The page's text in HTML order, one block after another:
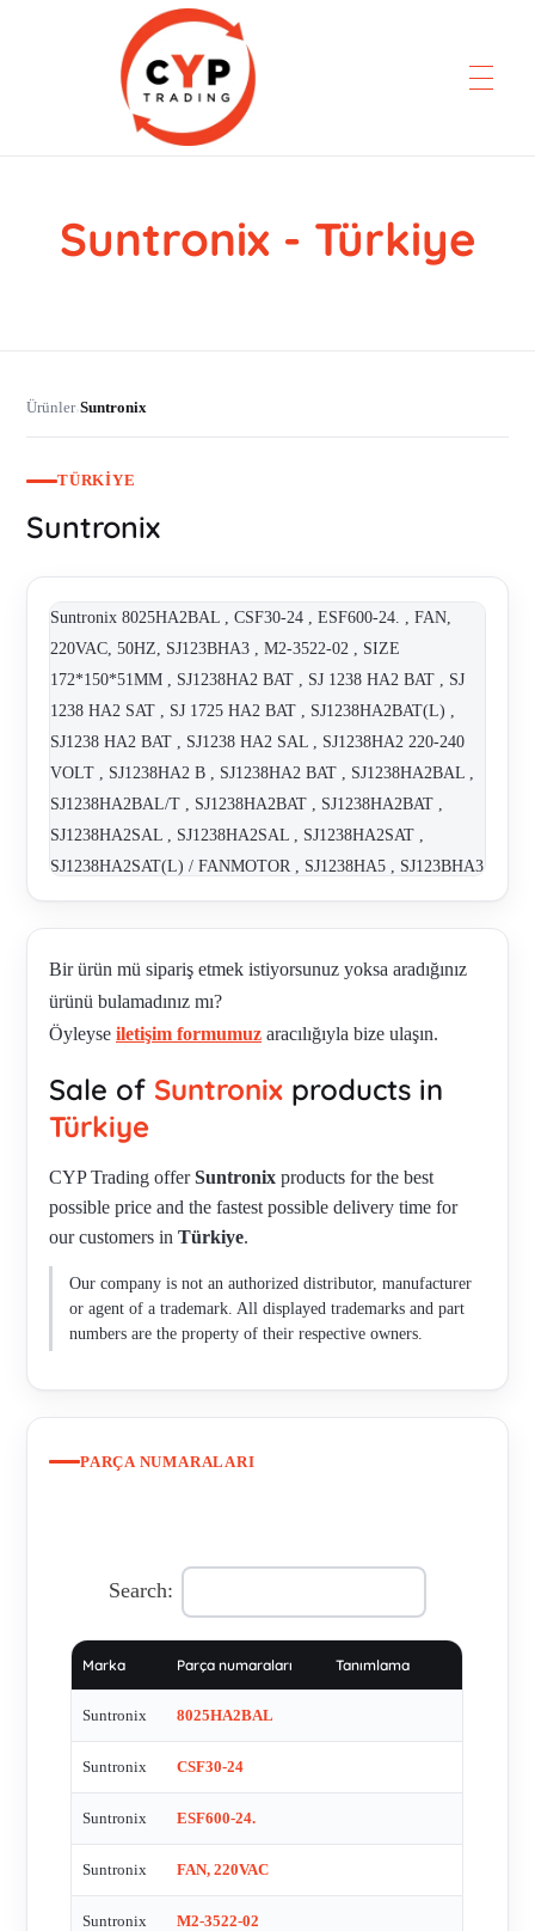
CYP Trading
Professionelle Ersatzteilbeschaffung
Suntronix - Türkiye
Ürünler›Suntronix
TÜRKIYE
Suntronix
Suntronix 8025HA2BAL , CSF30-24 , ESF600-24. , FAN,
220VAC, 50HZ, SJ123BHA3 , M2-3522-02 , SIZE
172*150*51MM , SJ1238HA2 BAT , SJ 1238 HA2 BAT , SJ
1238 HA2 SAT , SJ 1725 HA2 BAT , SJ1238HA2BAT(L) ,
SJ1238 HA2 BAT , SJ1238 HA2 SAL , SJ1238HA2 220-240
VOLT , SJ1238HA2 B , SJ1238HA2 BAT , SJ1238HA2BAL ,
SJ1238HA2BAL/T , SJ1238HA2BAT , SJ1238HA2BAT ,
SJ1238HA2SAL , SJ1238HA2SAL , SJ1238HA2SAT ,
SJ1238HA2SAT(L) / FANMOTOR , SJ1238HA5 , SJ123BHA3
, SJ1723HA2 , SJ1725HA2 , SJ1725HA2 AC FAN ,
SJ8025HA2BAL , SJ8025HA2SAL , SJ9225HA2SAT , SN
E1OH-CM , SN-E10H-CM , ESF150-24 , VSF220-24 ,
VSF300-24 alternative GKF-320-24 , VSF3-BDW , VSF50 Ð
DEW R8 , VSF50-BHW , VSF75-24 , SJ1238HA24 SAL ,
SJ1238HA2 BAT(L) , SJ1238HA2 BAT , MSF-300-12 ,
SJ2206HA2BAT/L , SJ1755HA2BAT/L , SJ1738HA2BAT/L ,
SIP-1920 , SJ1751HA2 , SJI725HA2 , SJ1225HA2 ,
SJ8025HA2BAT/ , SJ1238HA2BAT/L , SJ1238HA2SAT ,
SJ2206HA2BAT/L (SJ2206HA2) , SN-MGH-CM ,
SJ1238HA2SAT , SH1238HA2BAT , SJ1725HA1 ,
SJ1238HA2BAT , SJ1238HA2BAT
Bir ürün mü sipariş etmek istiyorsunuz yoksa aradığınız
ürünü bulamadınız mı?
Öyleyse iletişim formumuz aracılığıyla bize ulaşın.
Sale of Suntronix products in
Türkiye
CYP Trading offerSuntronix products for the best
possible price and the fastest possible delivery time for
our customers in Türkiye.
Our company is not an authorized distributor, manufacturer
or agent of a trademark. All displayed trademarks and part
numbers are the property of their respective owners.
PARÇA NUMARALARI
Search:
Marka Parça numaraları Tanımlama
Suntronix 8025HA2BAL
Suntronix CSF30-24
Suntronix ESF600-24.
Suntronix FAN, 220VAC
Suntronix M2-3522-02